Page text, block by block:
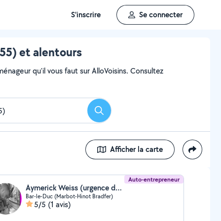
S'inscrire Se connecter
et alentours
qu'il vous faut sur AlloVoisins. Consultez
Rechercher
Afficher la carte
Auto-entrepreneur
Aymerick Weiss (urgence dem)
Bar-le-Duc (Marbot-Hinot Bradfer)
5/5 (1 avis)